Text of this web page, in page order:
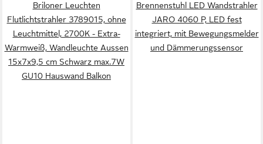
Briloner Leuchten
Flutlichtstrahler 3789015, ohne
Leuchtmittel, 2700K - Extra-
Warmweiß, Wandleuchte Aussen
15x7x9,5 cm Schwarz max.7W
GU10 Hauswand Balkon
Brennenstuhl LED Wandstrahler
JARO 4060 P, LED fest
integriert, mit Bewegungsmelder
und Dämmerungssensor